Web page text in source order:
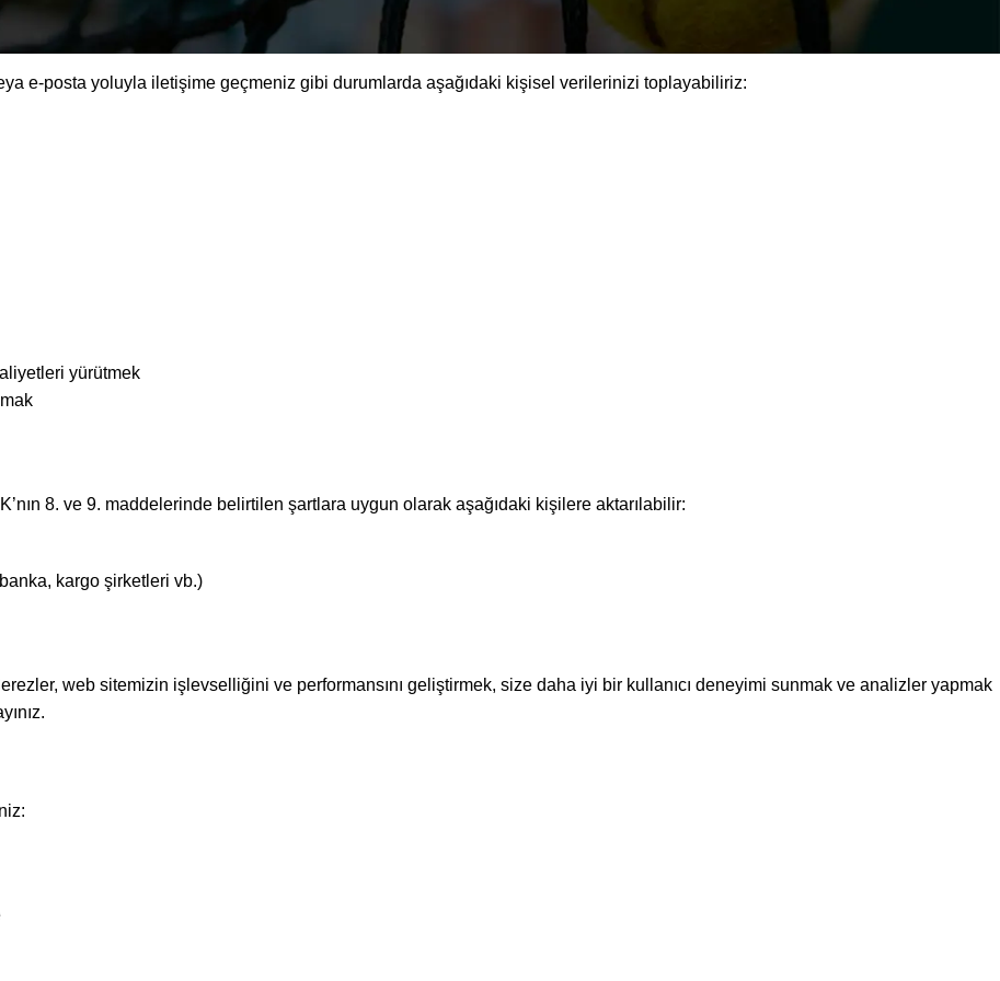
e-posta yoluyla iletişime geçmeniz gibi durumlarda aşağıdaki kişisel verilerinizi toplayabiliriz:
yürütmek
8. ve 9. maddelerinde belirtilen şartlara uygun olarak aşağıdaki kişilere aktarılabilir:
kargo şirketleri vb.)
web sitemizin işlevselliğini ve performansını geliştirmek, size daha iyi bir kullanıcı deneyimi sunmak ve analizler yapmak